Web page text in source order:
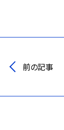
前の記事